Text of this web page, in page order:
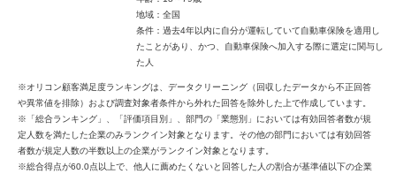
地域：全国
条件：過去4年以内に自分が運転していて自動車保険を適用し
たことがあり、かつ、自動車保険へ加入する際に選定に関与し
た人
※オリコン顧客満足度ランキングは、データクリーニング（回収したデータから不正回答
や異常値を排除）および調査対象者条件から外れた回答を除外した上で作成しています。
※「総合ランキング」、「評価項目別」、部門の「業態別」においては有効回答者数が規
定人数を満たした企業のみランクイン対象となります。その他の部門においては有効回答
者数が規定人数の半数以上の企業がランクイン対象となります。
※総合得点が60.0点以上で、他人に薦めたくないと回答した人の割合が基準値以下の企業